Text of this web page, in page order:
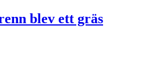
kålar
är
blev ett gräs